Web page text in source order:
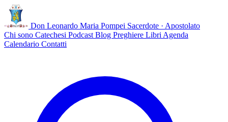
Don Leonardo Maria Pompei Sacerdote · Apostolato
Chi sono Catechesi Podcast Blog Preghiere Libri Agenda
Calendario Contatti